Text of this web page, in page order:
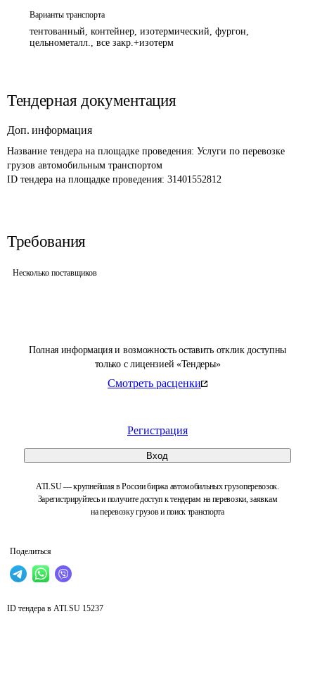
Полная информация и возможность оставить отклик доступны
только с лицензией «Тендеры»
Смотреть расценки
Регистрация
Вход
ATI.SU — крупнейшая в России биржа автомобильных грузоперевозок.
Зарегистрируйтесь и получите доступ к тендерам на перевозки, заявкам
на перевозку грузов и поиск транспорта
Поделиться
Варианты транспорта
тентованный, контейнер, изотермический, фургон,
цельнометалл., все закр.+изотерм
Тендерная документация
Доп. информация
Название тендера на площадке проведения: Услуги по перевозке
грузов автомобильным транспортом
ID тендера на площадке проведения: 31401552812
Требования
Несколько поставщиков
ID тендера в ATI.SU 15237